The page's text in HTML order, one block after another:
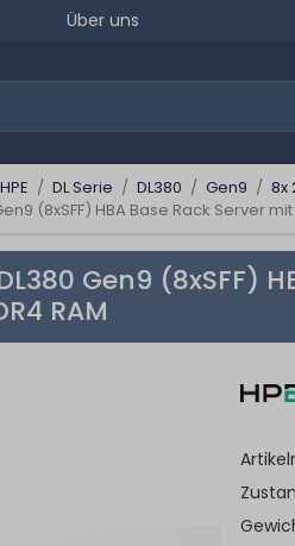
Über uns
DL Serie DL380 Gen9
8x
(8xSFF) HBA Base Rack Server
Gen9 (8xSFF)
RAM